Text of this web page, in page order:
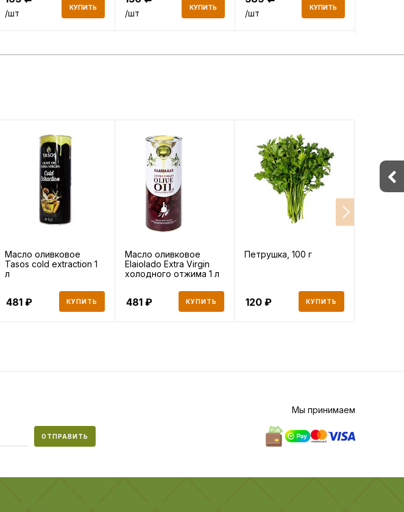
/шт
КУПИТЬ
/шт
КУПИТЬ
/шт
КУПИТЬ
Масло оливковое
Tasos cold extraction 1
л
481 КУПИТЬ
Масло оливковое
Elaiolado Extra Virgin
холодного отжима 1 л
481 КУПИТЬ
Петрушка, 100 г
120 КУПИТЬ
ОТПРАВИТЬ
Мы принимаем